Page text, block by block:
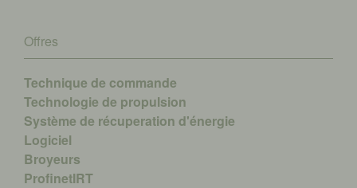
Offres
Technique de commande
Technologie de propulsion
Système de récuperation d'énergie
Logiciel
Broyeurs
ProfinetIRT